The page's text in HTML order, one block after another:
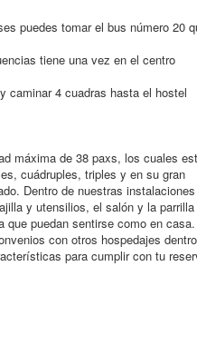
puedes tomar el bus número 20
tiene una vez en el centro
caminar 4 cuadras hasta el hostel
máxima de 38 paxs, los cuales
cuádruples, triples y en su gran
Dentro de nuestras instalaciones
y utensilios, el salón y la parrilla
que puedan sentirse como en
con otros hospedajes dentro
para cumplir con tu